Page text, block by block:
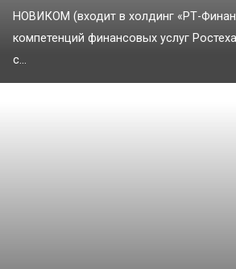
НОВИКОМ (входит в холдинг «РТ-
компетенций финансовых услуг
с...